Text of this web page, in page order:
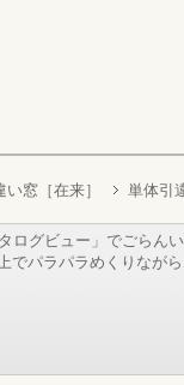
い窓［在来］
単体引
ログビュー」でごらん
でパラパラめくりなが